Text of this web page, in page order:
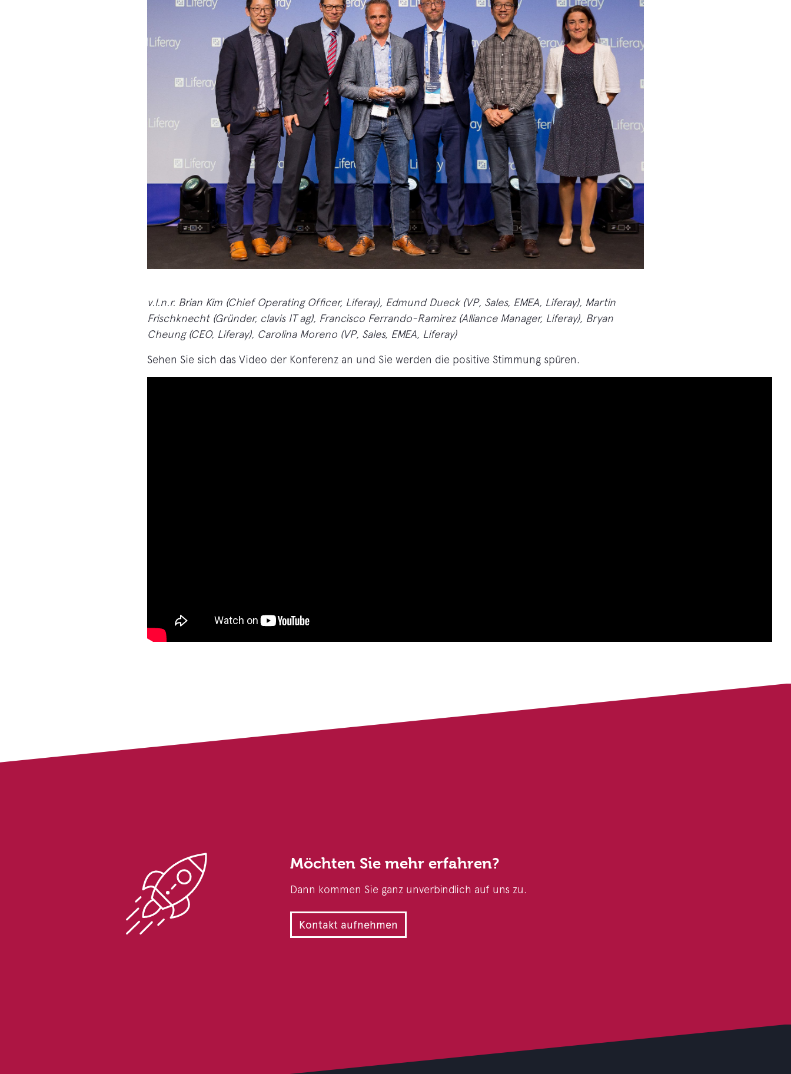
v.l.n.r. Brian Kim (Chief Operating Officer, Liferay), Edmund Dueck (VP, Sales, EMEA, Liferay), Martin
Frischknecht (Gründer, clavis IT ag), Francisco Ferrando-Ramirez (Alliance Manager, Liferay), Bryan
Cheung (CEO, Liferay), Carolina Moreno (VP, Sales, EMEA, Liferay)
Sehen Sie sich das Video der Konferenz an und Sie werden die positive Stimmung spüren.
Möchten Sie mehr erfahren?
Dann kommen Sie ganz unverbindlich auf uns zu.
Kontakt aufnehmen